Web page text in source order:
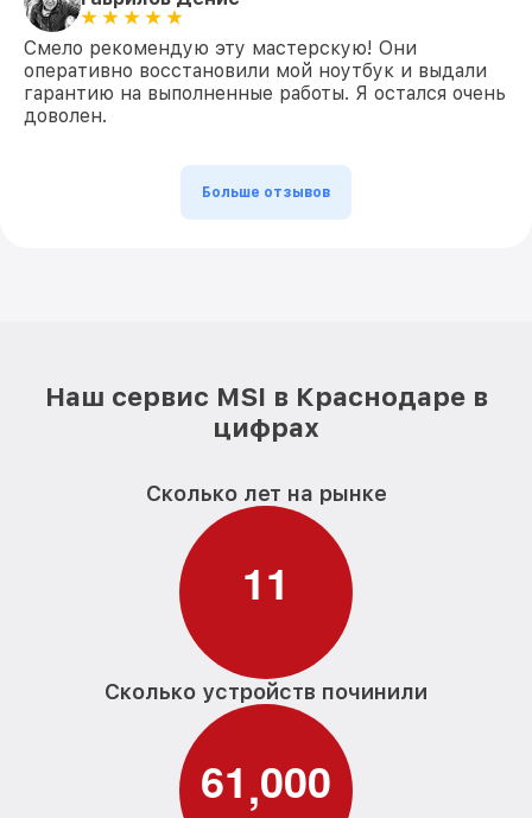
Смело рекомендую эту мастерскую! Они
оперативно восстановили мой ноутбук и выдали
гарантию на выполненные работы. Я остался очень
доволен.
Больше отзывов
Наш сервис MSI в Краснодаре в
цифрах
Сколько лет на рынке
11
Сколько устройств починили
61,000